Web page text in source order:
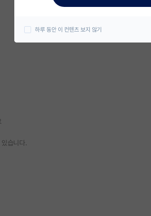
습니다.
하루 동안 이 컨텐츠 보지 않기